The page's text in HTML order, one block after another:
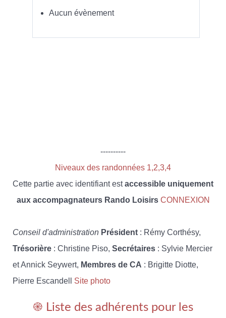
Aucun évènement
----------
Niveaux des randonnées 1,2,3,4
Cette partie avec identifiant estaccessible uniquement
aux accompagnateurs Rando Loisirs CONNEXION
Conseil d'administration Président : Rémy Corthésy,
Trésorière : Christine Piso, Secrétaires : Sylvie Mercier
et Annick Seywert, Membres de CA : Brigitte Diotte,
Pierre Escandell Site photo
֎ Liste des adhérents pour les